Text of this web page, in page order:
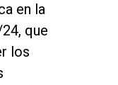
en la
que
los